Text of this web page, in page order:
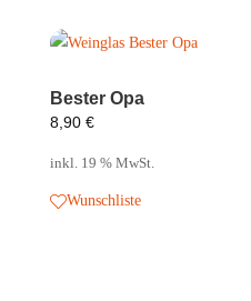
Bester Opa
8,90 €
inkl. 19 % MwSt.
Wunschliste